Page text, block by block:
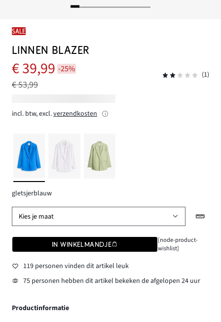
SALE
LINNEN BLAZER
€ 39,99 -25%
€ 53,99
(1)
incl. btw, excl.verzendkosten
gletsjerblauw
Kies je maat
IN WINKELMANDJE
[node-product-
wishlist]
119 personen vinden dit artikel leuk
75 personen hebben dit artikel bekeken de afgelopen 24 uur
Productinformatie